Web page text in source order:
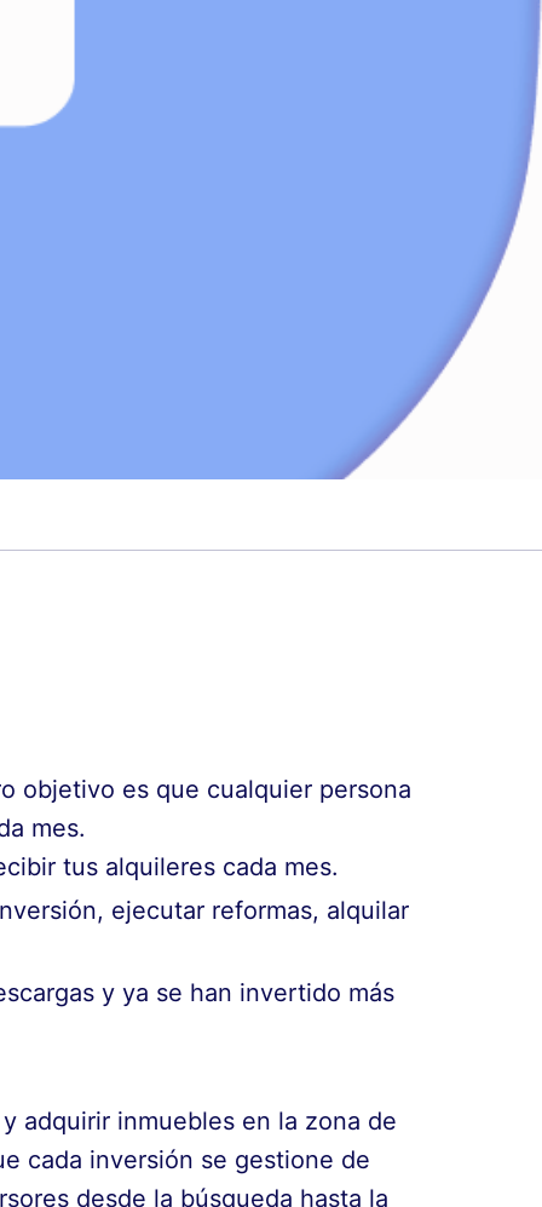
objetivo es que cualquier persona
mes.
tus alquileres cada mes.
ejecutar reformas, alquilar
y ya se han invertido más
adquirir inmuebles en la zona de
cada inversión se gestione de
desde la búsqueda hasta la